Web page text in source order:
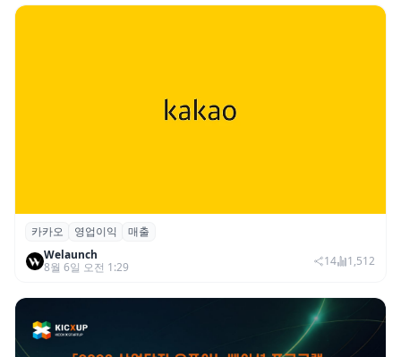
카카오, 2026년 2분기 매출 2조985억·영업
이익 2770억…역대 분기 최대
카카오 영업이익
매출
Welaunch
8월 6일 오전 1:29
14 1,512